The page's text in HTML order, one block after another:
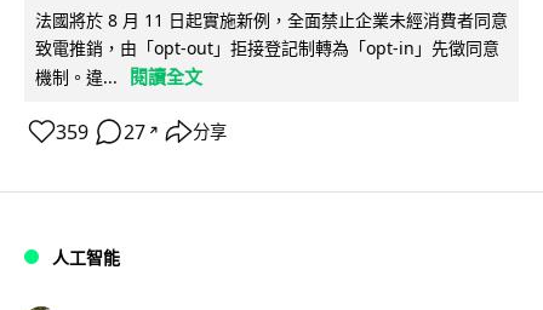
法國將於 8 月 11 日起實施新例，全面禁止企業未經消費者同意
致電推銷，由「opt-out」拒接登記制轉為「opt-in」先徵同意
機制。違...
閱讀全文
359 27 ↗ 分享
人工智能